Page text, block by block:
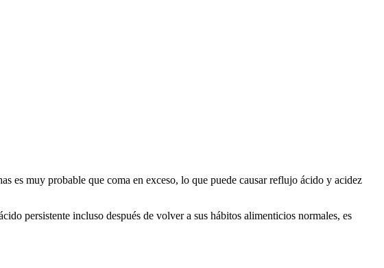
es muy probable que coma en exceso, lo que puede causar reflujo ácido y acidez
persistente incluso después de volver a sus hábitos alimenticios normales, es